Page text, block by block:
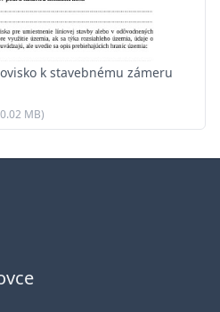
k stavebnému zámeru
MB)